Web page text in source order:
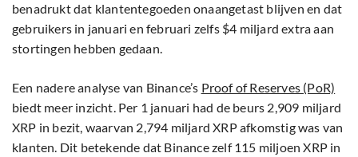
benadrukt dat klantentegoeden onaangetast blijven en dat
gebruikers in januari en februari zelfs $4 miljard extra aan
stortingen hebben gedaan.
Een nadere analyse van Binance’s Proof of Reserves (PoR)
biedt meer inzicht. Per 1 januari had de beurs 2,909 miljard
XRP in bezit, waarvan 2,794 miljard XRP afkomstig was van
klanten. Dit betekende dat Binance zelf 115 miljoen XRP in